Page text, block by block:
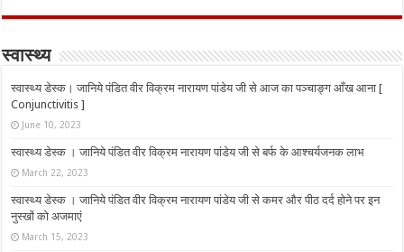
स्वास्थ्य
स्वास्थ्य डेस्क। जानिये पंडित वीर विक्रम नारायण पांडेय जी से आज का पञ्चाङ्ग आँख आना [
Conjunctivitis ]
June 10, 2023
स्वास्थ्य डेस्क । जानिये पंडित वीर विक्रम नारायण पांडेय जी से बर्फ के आश्चर्यजनक लाभ
March 22, 2023
स्वास्थ्य डेस्क । जानिये पंडित वीर विक्रम नारायण पांडेय जी से कमर और पीठ दर्द होने पर इन
नुस्‍खों को अजमाएं
March 15, 2023